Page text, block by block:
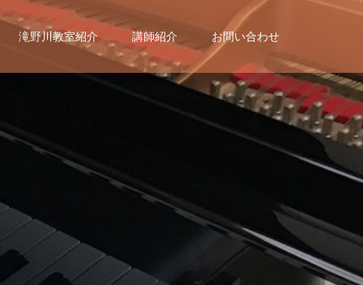
滝野川教室紹介 講師紹介 お問い合わせ